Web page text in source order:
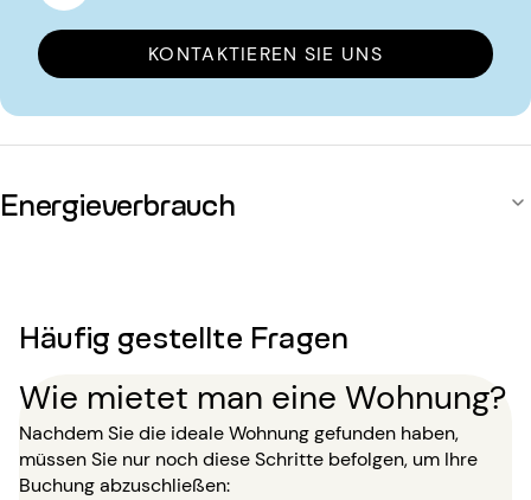
KONTAKTIEREN SIE UNS
Energieverbrauch
Häufig gestellte Fragen
Wie mietet man eine Wohnung?
Nachdem Sie die ideale Wohnung gefunden haben,
müssen Sie nur noch diese Schritte befolgen, um Ihre
Buchung abzuschließen: